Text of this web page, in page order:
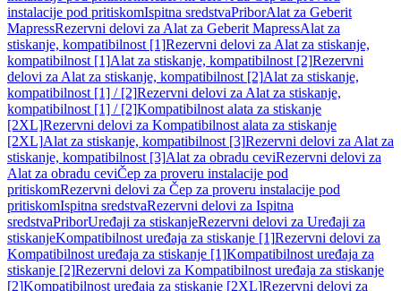
instalacije pod pritiskomIspitna sredstvaPriborAlat za Geberit
MapressRezervni delovi za Alat za Geberit MapressAlat za
stiskanje, kompatibilnost [1]Rezervni delovi za Alat za stiskanje,
kompatibilnost [1]Alat za stiskanje, kompatibilnost [2]Rezervni
delovi za Alat za stiskanje, kompatibilnost [2]Alat za stiskanje,
kompatibilnost [1] / [2]Rezervni delovi za Alat za stiskanje,
kompatibilnost [1] / [2]Kompatibilnost alata za stiskanje
[2XL]Rezervni delovi za Kompatibilnost alata za stiskanje
[2XL]Alat za stiskanje, kompatibilnost [3]Rezervni delovi za Alat za
stiskanje, kompatibilnost [3]Alat za obradu ceviRezervni delovi za
Alat za obradu ceviČep za proveru instalacije pod
pritiskomRezervni delovi za Čep za proveru instalacije pod
pritiskomIspitna sredstvaRezervni delovi za Ispitna
sredstvaPriborUređaji za stiskanjeRezervni delovi za Uređaji za
stiskanjeKompatibilnost uređaja za stiskanje [1]Rezervni delovi za
Kompatibilnost uređaja za stiskanje [1]Kompatibilnost uređaja za
stiskanje [2]Rezervni delovi za Kompatibilnost uređaja za stiskanje
[2]Kompatibilnost uređaja za stiskanje [2XL]Rezervni delovi za